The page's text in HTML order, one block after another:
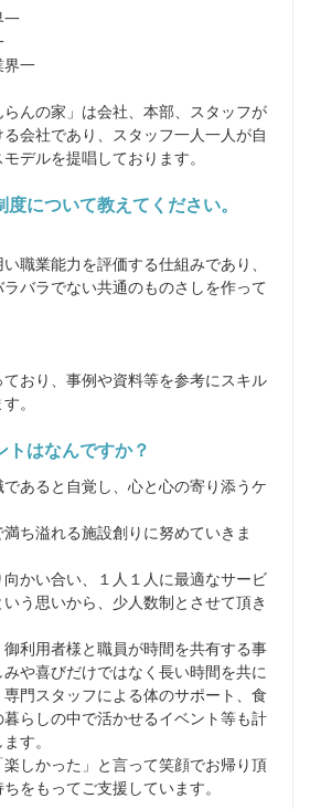
一
界一
んの家」は会社、本部、スタッフが
会社であり、スタッフ一人一人が自
デルを提唱しております。
について教えてください。
職業能力を評価する仕組みであり、
バラでない共通のものさしを作って
おり、事例や資料等を参考にスキル
。
トはなんですか？
あると自覚し、心と心の寄り添うケ
ち溢れる施設創りに努めていきま
かい合い、１人１人に最適なサービ
う思いから、少人数制とさせて頂き
利用者様と職員が時間を共有する事
や喜びだけではなく長い時間を共に
門スタッフによる体のサポート、食
らしの中で活かせるイベント等も計
す。
しかった」と言って笑顔でお帰り頂
をもってご支援しています。